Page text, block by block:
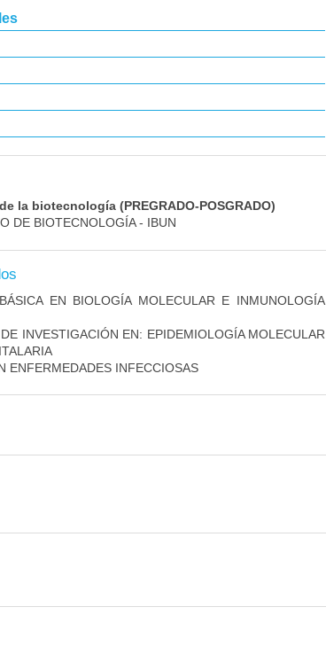
la biotecnología (PREGRADO-POSGRADO)
DE BIOTECNOLOGÍA - IBUN
EN BIOLOGÍA MOLECULAR E INMUNOLOGÍA
INVESTIGACIÓN EN: EPIDEMIOLOGÍA MOLECULAR
ENFERMEDADES INFECCIOSAS